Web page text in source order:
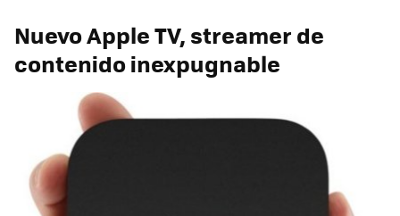
Nuevo Apple TV, streamer de
contenido inexpugnable